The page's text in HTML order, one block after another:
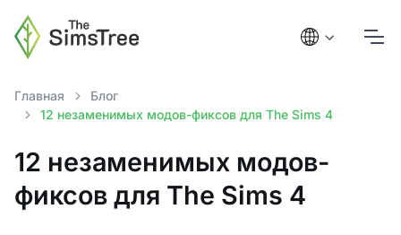
Главная
Блог
12 незаменимых модов-фиксов для The Sims 4
12 незаменимых модов-
фиксов для The Sims 4